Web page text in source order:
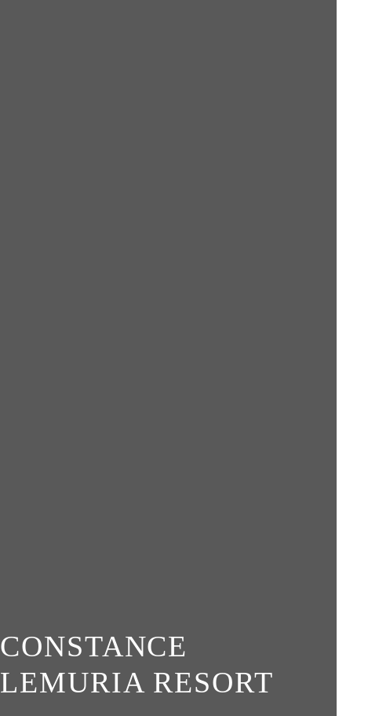
CONSTANCE
LEMURIA RESORT